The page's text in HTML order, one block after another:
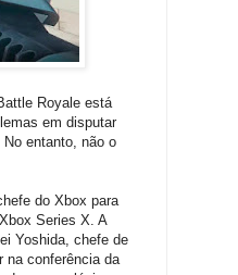
Royale está
em disputar
entanto, não o
do Xbox para
Series X. A
Yoshida, chefe de
na conferência da